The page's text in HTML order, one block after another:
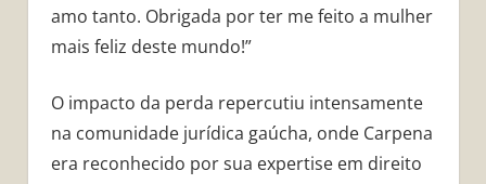
amo tanto. Obrigada por ter me feito a mulher
mais feliz deste mundo!”
O impacto da perda repercutiu intensamente
na comunidade jurídica gaúcha, onde Carpena
era reconhecido por sua expertise em direito